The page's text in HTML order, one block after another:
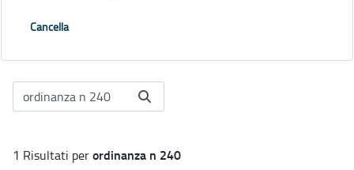
Cancella
1 Risultati perordinanza n 240